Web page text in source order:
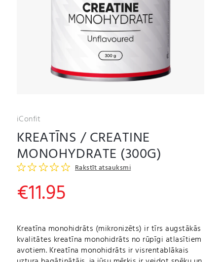
iConfit
KREATĪNS / CREATINE
MONOHYDRATE (300G)
Rakstīt atsauksmi
€11.95
Kreatīna monohidrāts (mikronizēts) ir tīrs augstākās
kvalitātes kreatīna monohidrāts no rūpīgi atlasītiem
avotiem. Kreatīna monohidrāts ir visrentablākais